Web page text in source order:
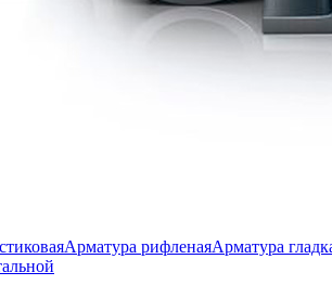
Арматура рифленаяАрматура